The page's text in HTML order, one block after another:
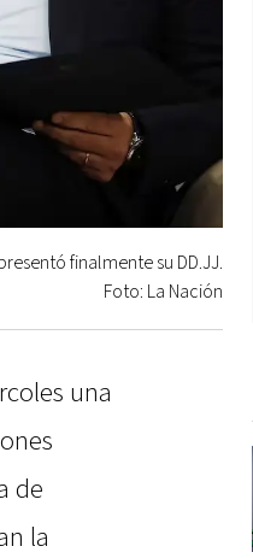
finalmente su DD.JJ.
Foto: La Nación
una
de
la